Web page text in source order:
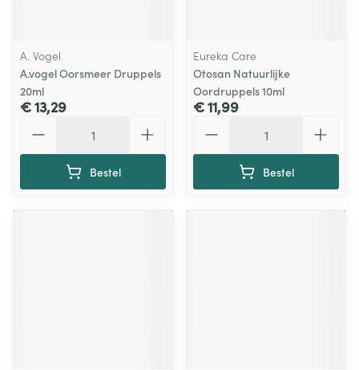
A. Vogel
A.vogel Oorsmeer Druppels
20ml
€ 13,29
Bestel
Eureka Care
Otosan Natuurlijke
Oordruppels 10ml
€ 11,99
Bestel